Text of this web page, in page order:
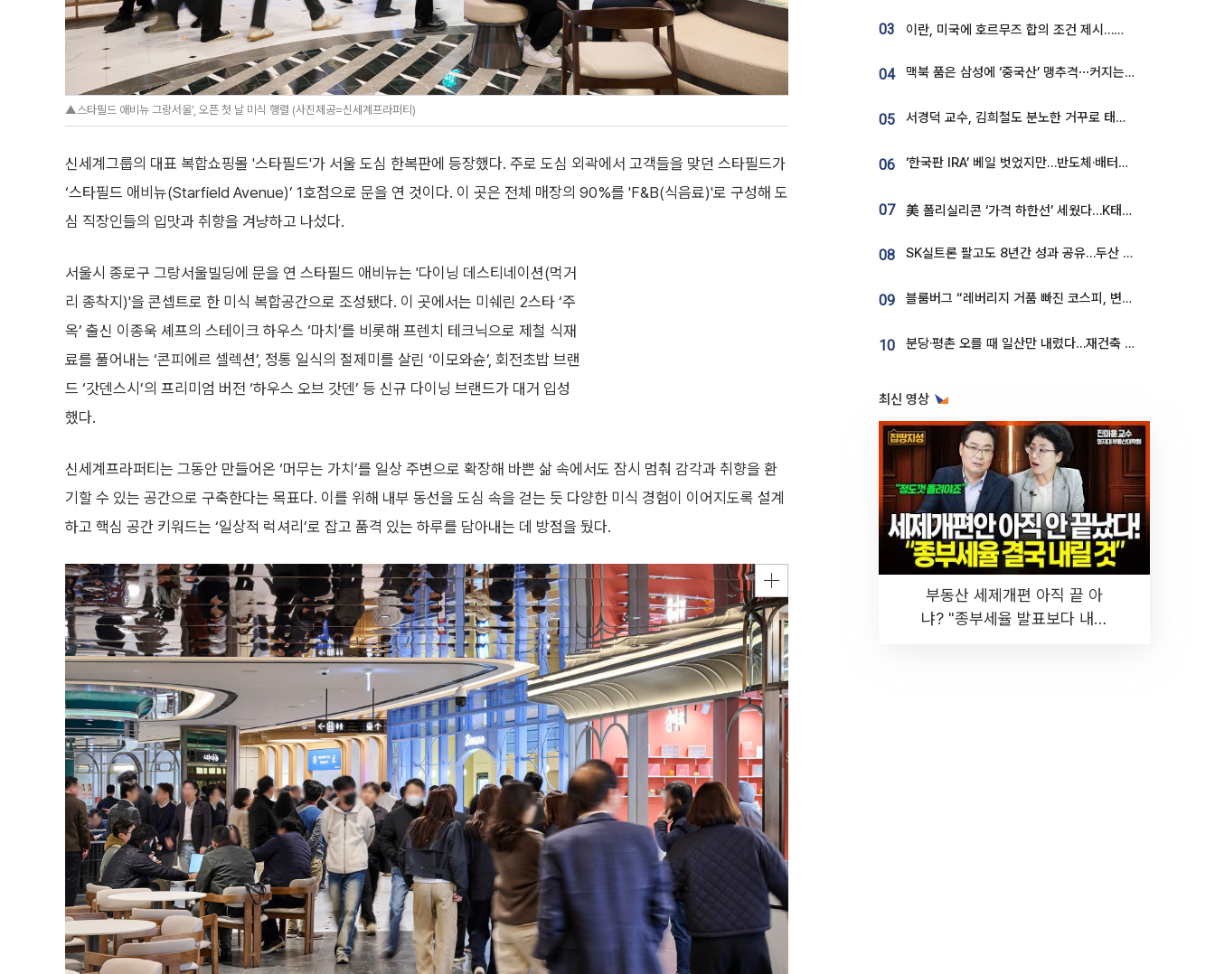
▲스타필드 애비뉴 그랑서울’, 오픈 첫 날 미식 행렬 (사진제공=신세계프라퍼티)
신세계그룹의 대표 복합쇼핑몰 '스타필드'가 서울 도심 한복판에 등장했다. 주로 도심 외곽에서 고객들을 맞던 스타필드가
‘스타필드 애비뉴(Starfield Avenue)’ 1호점으로 문을 연 것이다. 이 곳은 전체 매장의 90%를 'F&B(식음료)'로 구성해 도
심 직장인들의 입맛과 취향을 겨냥하고 나섰다.
서울시 종로구 그랑서울빌딩에 문을 연 스타필드 애비뉴는 '다이닝 데스티네이션(먹거
리 종착지)'을 콘셉트로 한 미식 복합공간으로 조성됐다. 이 곳에서는 미쉐린 2스타 ‘주
옥’ 출신 이종욱 셰프의 스테이크 하우스 ‘마치’를 비롯해 프렌치 테크닉으로 제철 식재
료를 풀어내는 ‘콘피에르 셀렉션’, 정통 일식의 절제미를 살린 ‘이모와슌’, 회전초밥 브랜
드 ‘갓덴스시’의 프리미엄 버전 ‘하우스 오브 갓덴’ 등 신규 다이닝 브랜드가 대거 입성
했다.
신세계프라퍼티는 그동안 만들어온 ‘머무는 가치’를 일상 주변으로 확장해 바쁜 삶 속에서도 잠시 멈춰 감각과 취향을 환
기할 수 있는 공간으로 구축한다는 목표다. 이를 위해 내부 동선을 도심 속을 걷는 듯 다양한 미식 경험이 이어지도록 설계
하고 핵심 공간 키워드는 ‘일상적 럭셔리’로 잡고 품격 있는 하루를 담아내는 데 방점을 뒀다.
03 이란, 미국에 호르무즈 합의 조건 제시…美 “경기 아직 안 끝나” [종합]
04 맥북 품은 삼성에 ‘중국산’ 맹추격⋯커지는 노트북 OLED 시장
05 서경덕 교수, 김희철도 분노한 거꾸로 태극기⋯"엉터리는 아냐, 아쉬울 뿐"
06 ‘한국판 IRA’ 베일 벗었지만…반도체·배터리 업계 “시행령이 관건”
07 美 폴리실리콘 ‘가격 하한선’ 세웠다…K태양광 수혜 기대
08 SK실트론 팔고도 8년간 성과 공유…두산 인수대금 2.3조가 끝 아냐
09 블룸버그 “레버리지 거품 빠진 코스피, 변동성 최악 국면 지났을 가능성”
10 분당·평촌 오를 때 일산만 내렸다…재건축 기대감도 ‘무색’
최신 영상
부동산 세제개편 아직 끝 아
냐? "종부세율 발표보다 내릴